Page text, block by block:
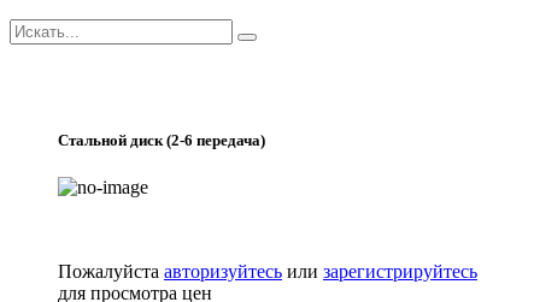
Стальной диск (2-6 передача)
Пожалуйста авторизуйтесь или зарегистрируйтесь
для просмотра цен